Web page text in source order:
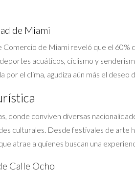
de Miami
Comercio de Miami reveló que el
acuáticos, ciclismo y
por el clima, agudiza aún más el
donde conviven diversas
culturales. Desde festivales de
atrae a quienes buscan una
Calle Ocho